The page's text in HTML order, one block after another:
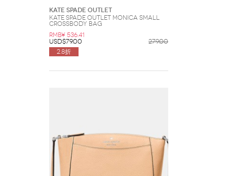
Kate Spade Outlet
Kate Spade Outlet Monica Small
Crossbody Bag
RMB¥ 536.41
USD$79.00
279.00
2.8折